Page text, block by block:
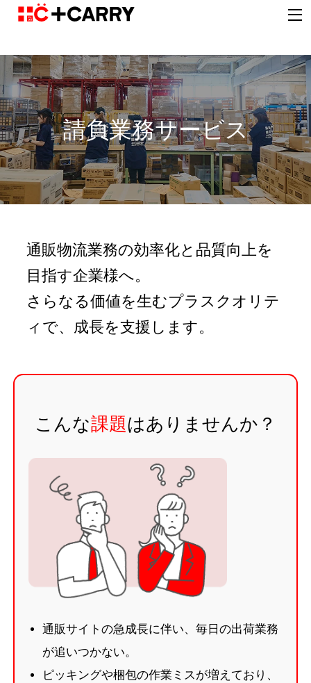
請負業務サービス
通販物流業務の効率化と品質向上を
目指す企業様へ。
さらなる価値を生むプラスクオリテ
ィで、成長を支援します。
こんな課題はありませんか？
通販サイトの急成長に伴い、毎日の出荷業務
が追いつかない。
ピッキングや梱包の作業ミスが増えており、